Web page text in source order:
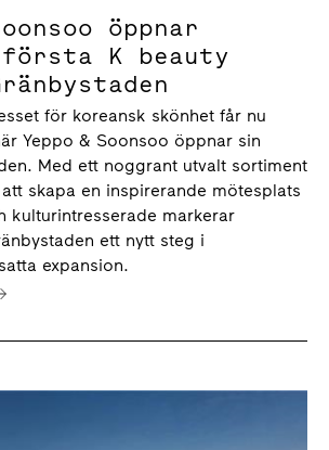
öppnar
första K beauty
för koreansk skönhet får nu
Yeppo & Soonsoo öppnar sin
Med ett noggrant utvalt sortiment
skapa en inspirerande mötesplats
kulturintresserade markerar
ett nytt steg i
expansion.